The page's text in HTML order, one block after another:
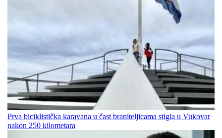
Prva biciklistička karavana u čast braniteljicama stigla u Vukovar
nakon 250 kilometara